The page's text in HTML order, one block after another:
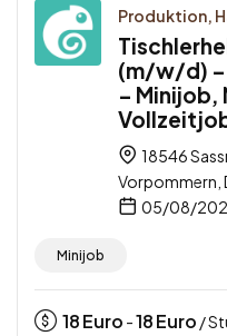
Produktion,
(m/w/d) –
– Minijob,
18546
Vorpommern,
05/08/
Minijob
18Euro -18Euro /